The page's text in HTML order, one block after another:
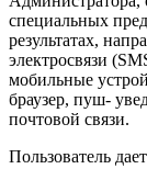
специальных
результатах,
электросвязи
мобильные
браузер, пуш-
почтовой связи.
Пользователь